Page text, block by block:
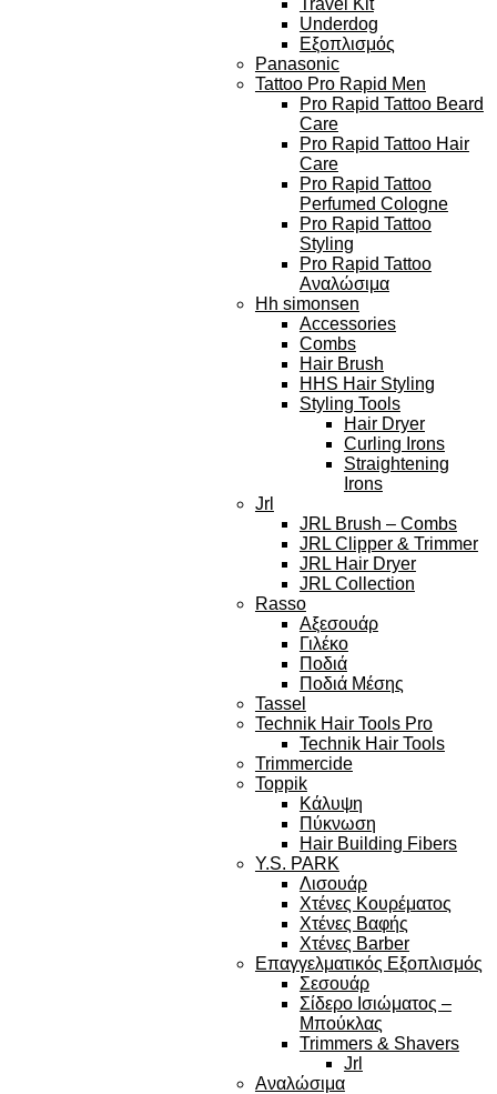
Travel Kit
Underdog
Εξοπλισμός
Panasonic
Tattoo Pro Rapid Men
Pro Rapid Tattoo Beard
Care
Pro Rapid Tattoo Hair
Care
Pro Rapid Tattoo
Perfumed Cologne
Pro Rapid Tattoo
Styling
Pro Rapid Tattoo
Αναλώσιμα
Hh simonsen
Accessories
Combs
Hair Brush
HHS Hair Styling
Styling Tools
Hair Dryer
Curling Irons
Straightening
Irons
Jrl
JRL Brush – Combs
JRL Clipper & Trimmer
JRL Hair Dryer
JRL Collection
Rasso
Αξεσουάρ
Γιλέκο
Ποδιά
Ποδιά Μέσης
Tassel
Technik Hair Tools Pro
Technik Hair Tools
Trimmercide
Toppik
Κάλυψη
Πύκνωση
Hair Building Fibers
Y.S. PARK
Λισουάρ
Χτένες Κουρέματος
Χτένες Βαφής
Χτένες Barber
Επαγγελματικός Εξοπλισμός
Σεσουάρ
Σίδερο Ισιώματος –
Μπούκλας
Trimmers & Shavers
Jrl
Αναλώσιμα